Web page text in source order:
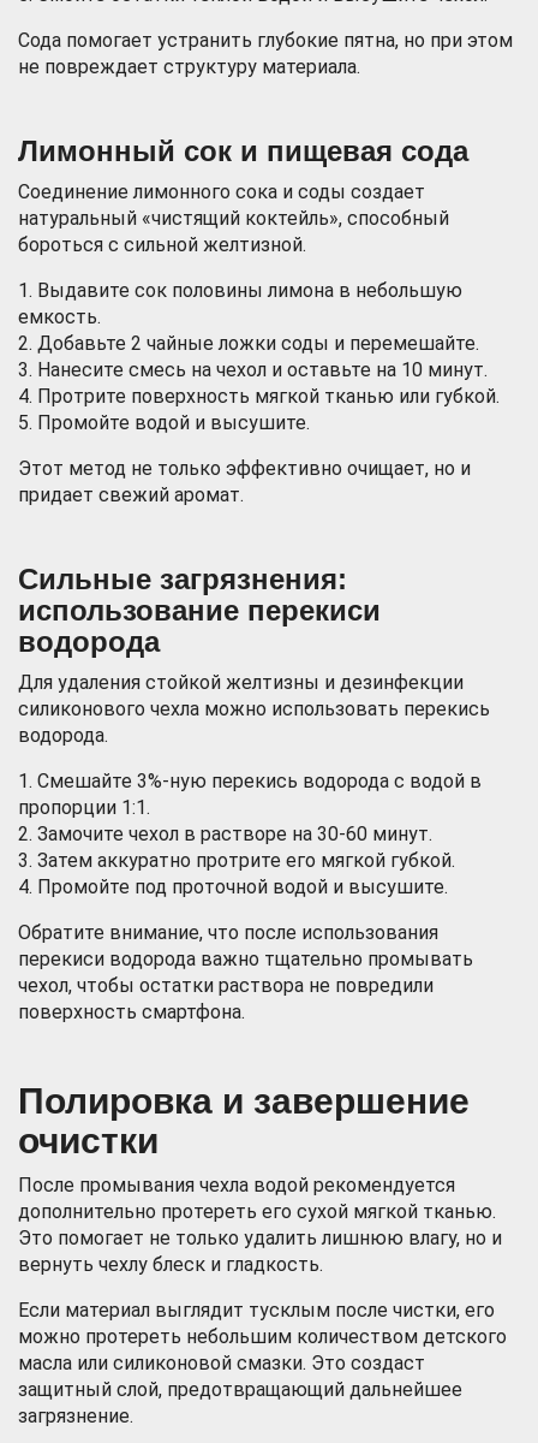
Сода помогает устранить глубокие пятна, но при этом
не повреждает структуру материала.
Лимонный сок и пищевая сода
Соединение лимонного сока и соды создает
натуральный «чистящий коктейль», способный
бороться с сильной желтизной.
1. Выдавите сок половины лимона в небольшую
емкость.
2. Добавьте 2 чайные ложки соды и перемешайте.
3. Нанесите смесь на чехол и оставьте на 10 минут.
4. Протрите поверхность мягкой тканью или губкой.
5. Промойте водой и высушите.
Этот метод не только эффективно очищает, но и
придает свежий аромат.
Сильные загрязнения:
использование перекиси
водорода
Для удаления стойкой желтизны и дезинфекции
силиконового чехла можно использовать перекись
водорода.
1. Смешайте 3%-ную перекись водорода с водой в
пропорции 1:1.
2. Замочите чехол в растворе на 30-60 минут.
3. Затем аккуратно протрите его мягкой губкой.
4. Промойте под проточной водой и высушите.
Обратите внимание, что после использования
перекиси водорода важно тщательно промывать
чехол, чтобы остатки раствора не повредили
поверхность смартфона.
Полировка и завершение
очистки
После промывания чехла водой рекомендуется
дополнительно протереть его сухой мягкой тканью.
Это помогает не только удалить лишнюю влагу, но и
вернуть чехлу блеск и гладкость.
Если материал выглядит тусклым после чистки, его
можно протереть небольшим количеством детского
масла или силиконовой смазки. Это создаст
защитный слой, предотвращающий дальнейшее
загрязнение.